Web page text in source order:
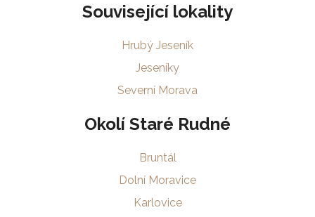
Související lokality
Hrubý Jeseník
Jeseníky
Severní Morava
Okolí Staré Rudné
Bruntál
Dolní Moravice
Karlovice